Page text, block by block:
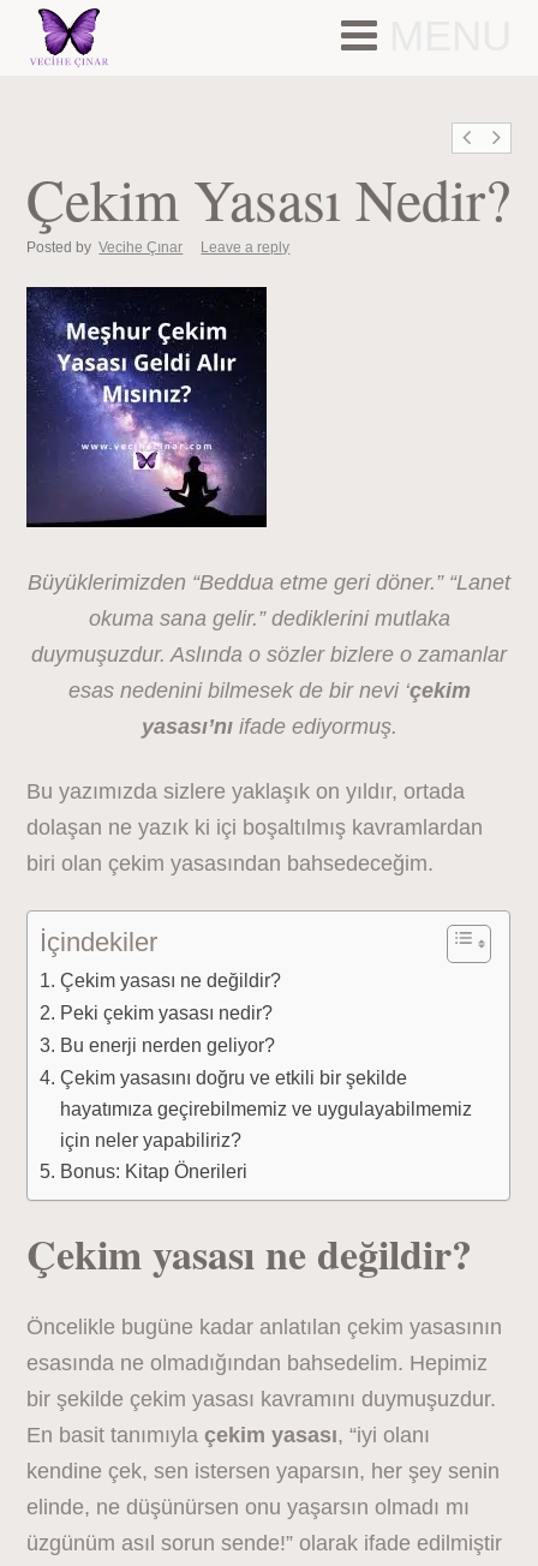
MENU
Çekim Yasası Nedir?
Posted by Vecihe Çınar Leave a reply
Büyüklerimizden “Beddua etme geri döner.” “Lanet
okuma sana gelir.” dediklerini mutlaka
duymuşuzdur. Aslında o sözler bizlere o zamanlar
esas nedenini bilmesek de bir nevi ‘çekim
yasası’nıifade ediyormuş.
Bu yazımızda sizlere yaklaşık on yıldır, ortada
dolaşan ne yazık ki içi boşaltılmış kavramlardan
biri olan çekim yasasından bahsedeceğim.
İçindekiler
Çekim yasası ne değildir?
Peki çekim yasası nedir?
Bu enerji nerden geliyor?
Çekim yasasını doğru ve etkili bir şekilde
hayatımıza geçirebilmemiz ve uygulayabilmemiz
için neler yapabiliriz?
Bonus: Kitap Önerileri
Çekim yasası ne değildir?
Öncelikle bugüne kadar anlatılan çekim yasasının
esasında ne olmadığından bahsedelim. Hepimiz
bir şekilde çekim yasası kavramını duymuşuzdur.
En basit tanımıylaçekim yasası, “iyi olanı
kendine çek, sen istersen yaparsın, her şey senin
elinde, ne düşünürsen onu yaşarsın olmadı mı
üzgünüm asıl sorun sende!” olarak ifade edilmiştir